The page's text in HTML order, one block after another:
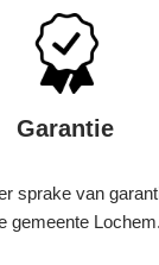
Garantie
sprake van
gemeente Lochem.